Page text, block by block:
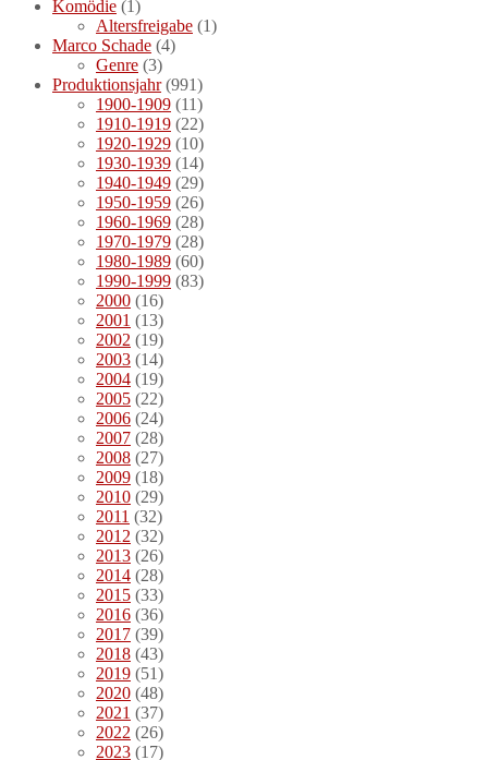
Komödie (1)
Altersfreigabe (1)
Marco Schade (4)
Genre (3)
Produktionsjahr(991)
1900-1909 (11)
1910-1919 (22)
1920-1929 (10)
1930-1939 (14)
1940-1949 (29)
1950-1959 (26)
1960-1969 (28)
1970-1979 (28)
1980-1989 (60)
1990-1999 (83)
2000 (16)
2001 (13)
2002 (19)
2003 (14)
2004 (19)
2005 (22)
2006 (24)
2007 (28)
2008 (27)
2009 (18)
2010 (29)
2011 (32)
2012 (32)
2013 (26)
2014 (28)
2015 (33)
2016 (36)
2017 (39)
2018 (43)
2019 (51)
2020 (48)
2021 (37)
2022 (26)
2023 (17)